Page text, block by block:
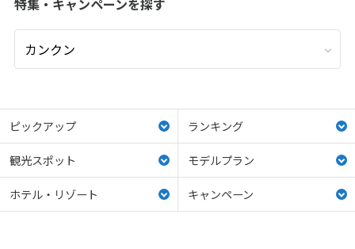
特集・キャンペーンを探す
ピックアップ ランキング
観光スポット モデルプラン
ホテル・リゾート キャンペーン